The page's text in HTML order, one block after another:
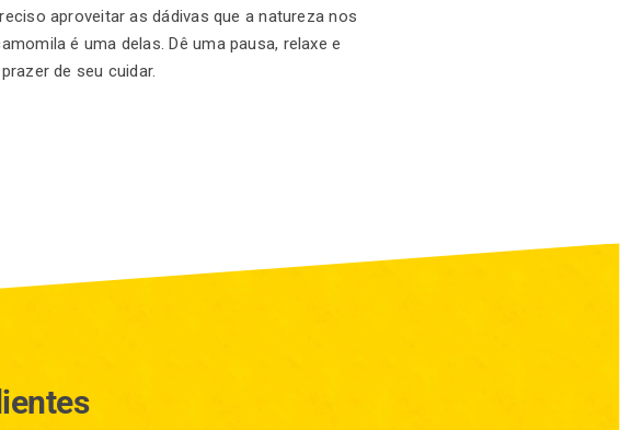
aproveitar as dádivas que a natureza nos
é uma delas. Dê uma pausa, relaxe e
de seu cuidar.